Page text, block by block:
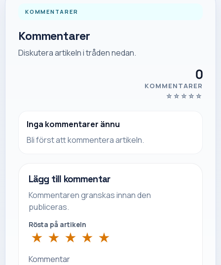
KOMMENTARER
Kommentarer
Diskutera artikeln i tråden nedan.
0
KOMMENTARER
☆ ☆ ☆ ☆ ☆
Inga kommentarer ännu
Bli först att kommentera artikeln.
Lägg till kommentar
Kommentaren granskas innan den
publiceras.
Rösta på artikeln
★ ★ ★ ★ ★
Kommentar